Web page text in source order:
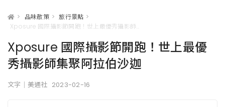
> 品味散策 > 旅行景點 >
Xposure 國際攝影節開跑！世上最優
秀攝影師集聚阿拉伯沙迦
文字｜美通社 2023-02-16